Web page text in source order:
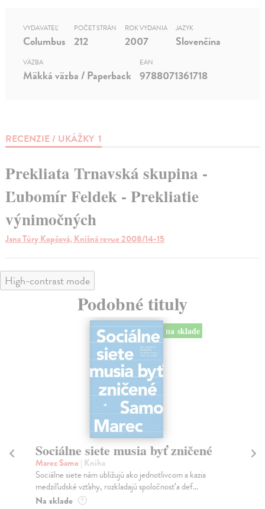
RECENZIE / UKÁŽKY 1
Prekliata Trnavská skupina -
Ľubomír Feldek - Prekliatie
výnimočných
Jana Túry Kopčová, Knižná revue 2008/14-15
VYDAVATEĽ
Columbus
POČET STRÁN
212
ROK VYDANIA
2007
JAZYK
Slovenčina
VÄZBA
Mäkká väzba / Paperback
EAN
9788071361718
High-contrast mode
Podobné tituly
na sklade
Sociálne siete musia byť zničené
Marec Samo| Kniha
Sociálne siete nám ubližujú ako jednotlivcom a kazia
medziľudské vzťahy, rozkladajú spoločnosť a def...
Na sklade ?